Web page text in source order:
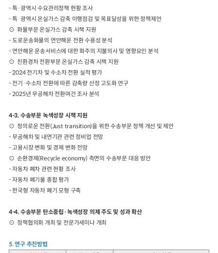
- 특·광역시 수요관리정책 현황 조사
- 특·광역시 온실가스 감축 이행점검 및 목표달성을 위한 정책제언
⊙ 화물부문 온실가스 감축 시책 지원
- 도로운송화물의 연안해운 전환 수용성 분석
- 연안해운 운송서비스에 대한 화주의 지불의사 및 영향요인 분석
⊙ 친환경차 전환부문 온실가스 감축 시책 지원
- 2024 전기차 및 수소차 전환 실적 평가
- 전기·수소차 전환에 따른 감축량 산정 고도화 연구
- 2025년 무공해차 전환여건 조사 분석
4-3. 수송부문 녹색성장 시책 지원
⊙ 정의로운 전환(Just transition)을 위한 수송부문 정책 개선 및 제안
- 무공해차 및 내연기관 관련 정비업 전망
- 고용시장 변화 및 경제 변화 전망
⊙ 순환경제(Recycle economy) 측면의 수송부문 대응 방안
- 자동차 폐차 관련 현황 조사
- 자동차 폐기물 종합 평가
- 한국형 자동차 폐기 모형 구축
4-4. 수송부문 탄소중립·녹색성장 의제 주도 및 성과 확산
⊙ 정책협의회 개최 및 전문가세미나 개최
5. 연구 추진방법